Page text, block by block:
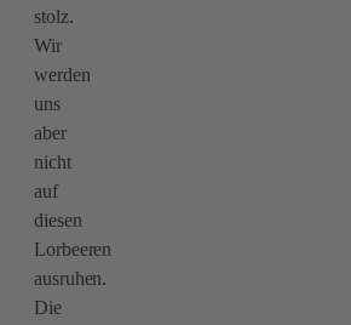
stolz.
Wir
werden
uns
aber
nicht
auf
diesen
Lorbeeren
ausruhen.
Die